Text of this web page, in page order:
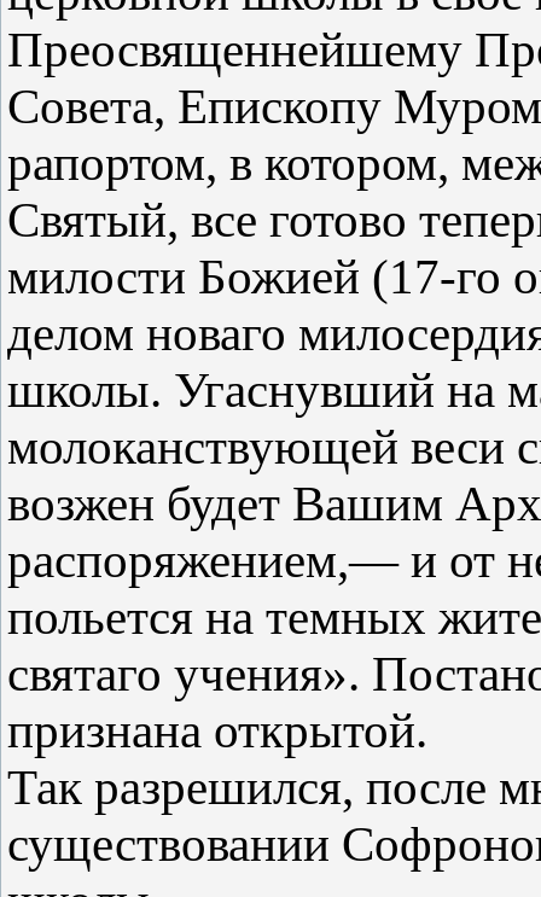
Преосвященнейшему
Совета, Епископу
рапортом, в котором,
Святый, все готово
милости Божией (17-го
делом новаго
школы. Угаснувший на
молоканствующей веси
возжен будет Вашим
распоряжением,— и от
польется на темных
святаго учения».
признана открытой.
Так разрешился, после
существовании